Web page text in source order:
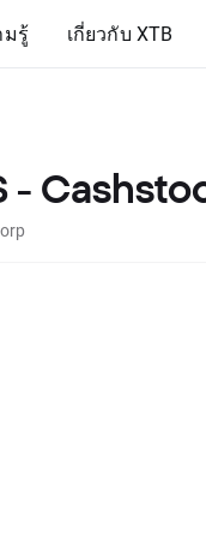
มรู้ เกี่ยวกับ XTB
-